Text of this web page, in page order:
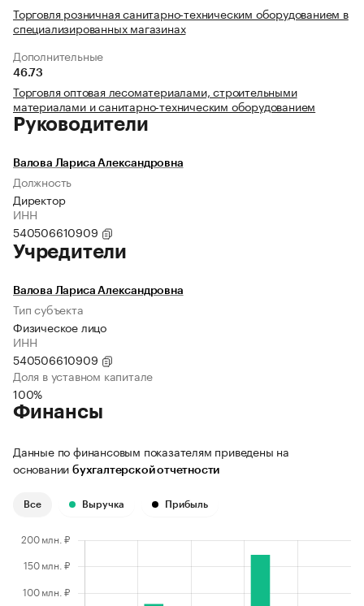
Торговля розничная санитарно-техническим оборудованием в
специализированных магазинах
Дополнительные
46.73
Торговля оптовая лесоматериалами, строительными
материалами и санитарно-техническим оборудованием
Руководители
Валова Лариса Александровна
Должность
Директор
ИНН
540506610909
Учредители
Валова Лариса Александровна
Тип субъекта
Физическое лицо
ИНН
540506610909
Доля в уставном капитале
100%
Финансы
Данные по финансовым показателям приведены на
основании бухгалтерской отчетности
Все Выручка Прибыль